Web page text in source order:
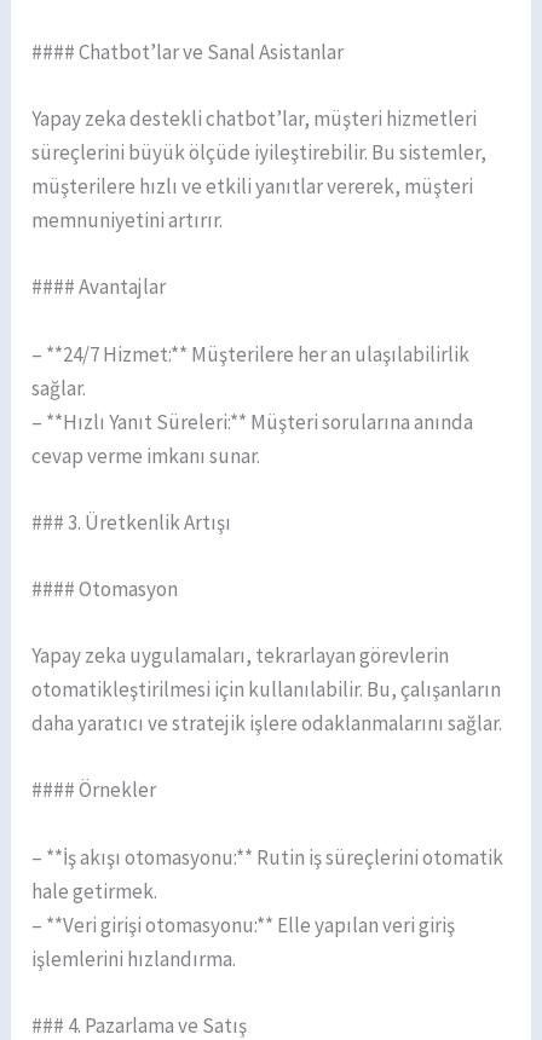
#### Chatbot’lar ve Sanal Asistanlar
Yapay zeka destekli chatbot’lar, müşteri hizmetleri
süreçlerini büyük ölçüde iyileştirebilir. Bu sistemler,
müşterilere hızlı ve etkili yanıtlar vererek, müşteri
memnuniyetini artırır.
#### Avantajlar
– **24/7 Hizmet:** Müşterilere her an ulaşılabilirlik
sağlar.
– **Hızlı Yanıt Süreleri:** Müşteri sorularına anında
cevap verme imkanı sunar.
### 3. Üretkenlik Artışı
#### Otomasyon
Yapay zeka uygulamaları, tekrarlayan görevlerin
otomatikleştirilmesi için kullanılabilir. Bu, çalışanların
daha yaratıcı ve stratejik işlere odaklanmalarını sağlar.
#### Örnekler
– **İş akışı otomasyonu:** Rutin iş süreçlerini otomatik
hale getirmek.
– **Veri girişi otomasyonu:** Elle yapılan veri giriş
işlemlerini hızlandırma.
### 4. Pazarlama ve Satış